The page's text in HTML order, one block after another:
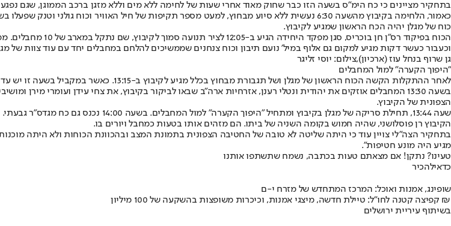
בתחקיר מציינים כי כח הימ"ס בשעה הזו כבר שחוק מאוד אחרי שעות של לחימה ללא מים וללא מזגן ברכב הממוגן, שגם
כאמור, הלחימה בקיבוץ מהשעה 6:30 נעשית ללא סיוע מבחוץ, למעט מספר תקיפות של חיל האוויר וכוח גולני וטנק שפעלו בשעות הבוקר מחוץ לקיבוץ.
כוח של מגלן יהיה הכח הראשון שמגיע לקיבוץ.
הכוח בפיקוד רס"ן חן
וכעבור כעשר דקות מגיע למקום גם אלוף במיל' נועם תיבון וכוח צנחנים שממשיכים להלחם במחבלים יחד עם עוד צוות של
גן שרוף בנחל עוז (ארכיון),צילום: יוסי זליגר
"היפוך הקערה" למול המחבלים
לאחר ההתקלות הקשה הכוח הראשון של מגלן ושל תגבורת מבחוץ בכלל מגיע לקיבוץ ב-13:15. כאשר במקביל בשעה זו יש עדיין חטיפות בצידו השני של הקיבוץ באזור הרפת והשער האחורי.
בשעה 13:30 המחבלים אוזקים את יהודית ונטלי רענן, אזרחיות ארה"ב שבאו לביקור בקיבוץ, את צחי עידן ועומרי
הצפונית של הקיבוץ.
הקיבוץ רן פוסלושני, שהיה חמוש בקומה השניה של ביתו. הם מזהים אותו בטעות כמחבל ויורים בו.
בתחקיר הצה"לי צויין עוד כי היתה שליטה לא טובה של החטיבה הצפונית בתמונת המצב ובהכוונת הכוחות ולא היתה
מגיע היה מונע חטיפות".
טעינו? נתקן! אם מצאתם טעות בכתבה, נשמח שתשתפו אותנו
כדאילהכיר
שופינג, אמנות ואוכל: המרכז המתחדש של מזרח י-ם
קפיצה קטנה לחו"ל: טיילת חדשה, מיצגי אמנות, וכיכרות משופצות בהשקעה של 100 מיליון ₪
בשיתוף עיריית ירושלים